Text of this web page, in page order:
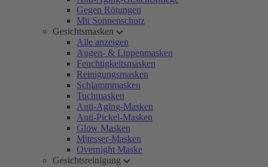
Gegen Rötungen
Mit Sonnenschutz
Gesichtsmasken
Alle anzeigen
Augen- & Lippenmasken
Feuchtigkeitsmasken
Reinigungsmasken
Schlammmasken
Tuchmasken
Anti-Aging-Masken
Anti-Pickel-Masken
Glow Masken
Mitesser-Masken
Overnight Maske
Gesichtsreinigung